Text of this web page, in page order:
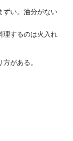
ずい。油分がない
理するのは火入れ
がある。